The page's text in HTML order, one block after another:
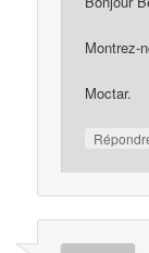
Montrez-
Moctar.